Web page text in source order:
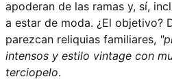
apoderan de las ramas y, sí,
a estar de moda. ¿El objetivo?
parezcan reliquias familiares,
intensos y estilo vintage con
terciopelo.